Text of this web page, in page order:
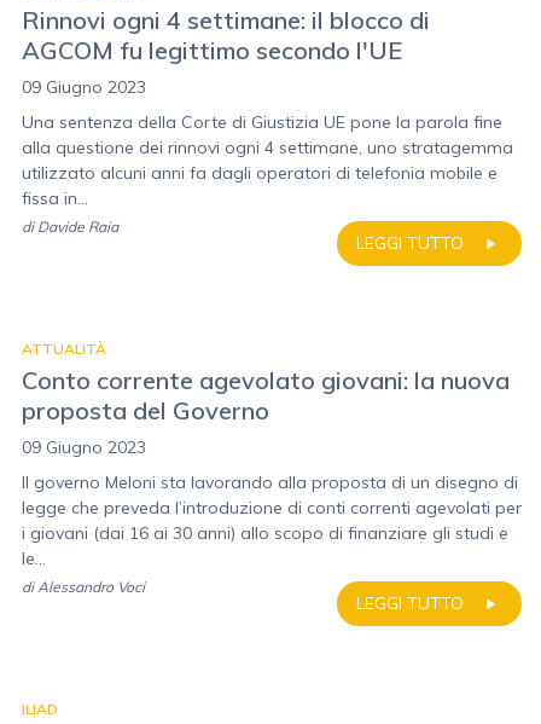
Rinnovi ogni 4 settimane: il blocco di
AGCOM fu legittimo secondo l'UE
09 Giugno 2023
Una sentenza della Corte di Giustizia UE pone la parola fine
alla questione dei rinnovi ogni 4 settimane, uno stratagemma
utilizzato alcuni anni fa dagli operatori di telefonia mobile e
fissa in...
LEGGI TUTTO
di Davide Raia
ATTUALITÀ
Conto corrente agevolato giovani: la nuova
proposta del Governo
09 Giugno 2023
Il governo Meloni sta lavorando alla proposta di un disegno di
legge che preveda l’introduzione di conti correnti agevolati per
i giovani (dai 16 ai 30 anni) allo scopo di finanziare gli studi e
le...
LEGGI TUTTO
diAlessandro Voci
ILIAD